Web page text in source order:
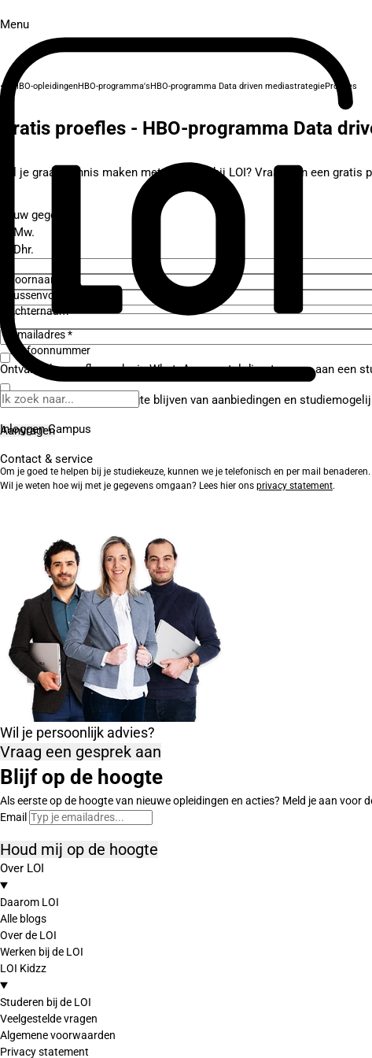
Menu
Inloggen Campus
Contact & service
HBO-opleidingenHBO-programma'sHBO-programma Data driven mediastrategieProefles
Gratis proefles - HBO-programma Data
Wil je graag kennis maken met studeren bij LOI? Vraag dan een
Jouw gegevens
Mw.
Dhr.
Voornaam *
Tussenvoegsel
Achternaam *
E-mailadres *
Telefoonnummer
Ontvang de proefles ook via WhatsApp en stel direct vragen aan een
Ja, ik wil graag op de hoogte blijven van aanbiedingen en
Om je goed te helpen bij je studiekeuze, kunnen we je telefonisch en per mail benaderen.
Wil je weten hoe wij met je gegevens omgaan? Lees hier ons privacy statement.
Wil je persoonlijk advies?
Vraag een gesprek aan
Blijf op de hoogte
Als eerste op de hoogte van nieuwe opleidingen en acties? Meld je aan voor
Email
Houd mij op de hoogte
Over LOI
Daarom LOI
Alle blogs
Over de LOI
Werken bij de LOI
LOI Kidzz
Studeren bij de LOI
Veelgestelde vragen
Algemene voorwaarden
Privacy statement